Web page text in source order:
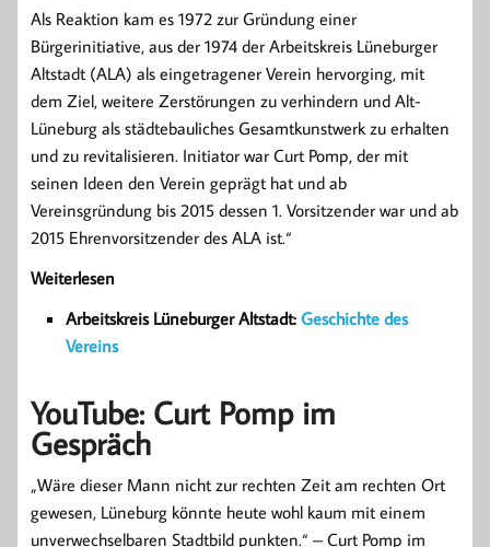
Als Reaktion kam es 1972 zur Gründung einer
Bürgerinitiative, aus der 1974 der Arbeitskreis Lüneburger
Altstadt (ALA) als eingetragener Verein hervorging, mit
dem Ziel, weitere Zerstörungen zu verhindern und Alt-
Lüneburg als städtebauliches Gesamtkunstwerk zu erhalten
und zu revitalisieren. Initiator war Curt Pomp, der mit
seinen Ideen den Verein geprägt hat und ab
Vereinsgründung bis 2015 dessen 1. Vorsitzender war und ab
2015 Ehrenvorsitzender des ALA ist.“
Weiterlesen
Arbeitskreis Lüneburger Altstadt: Geschichte des
Vereins
YouTube: Curt Pomp im
Gespräch
„Wäre dieser Mann nicht zur rechten Zeit am rechten Ort
gewesen, Lüneburg könnte heute wohl kaum mit einem
unverwechselbaren Stadtbild punkten.“ – Curt Pomp im